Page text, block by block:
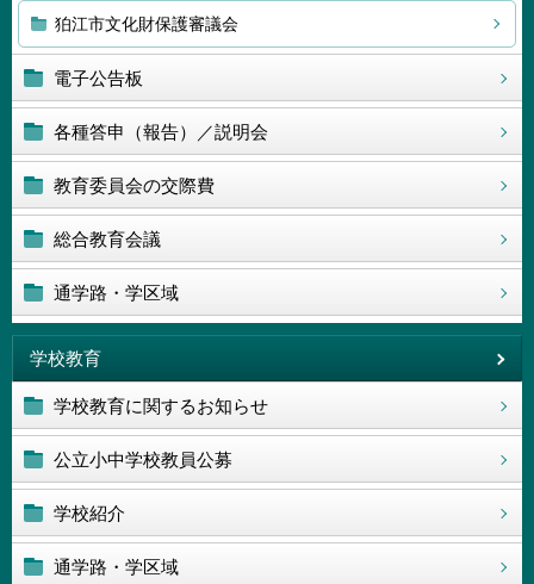
狛江市文化財保護審議会
電子公告板
各種答申（報告）／説明会
教育委員会の交際費
総合教育会議
通学路・学区域
学校教育
学校教育に関するお知らせ
公立小中学校教員公募
学校紹介
通学路・学区域